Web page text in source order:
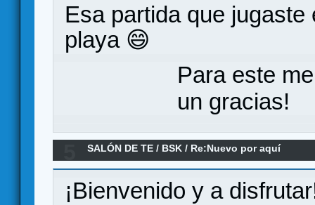
Esa partida que
playa 😄
Para este
un gracias!
SALÓN DE TE / BSK / Re:Nuevo por aquí
¡Bienvenido y a